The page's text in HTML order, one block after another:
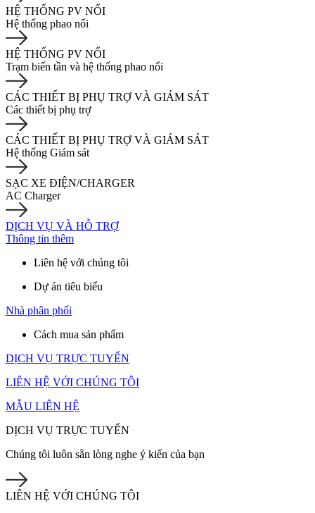
HỆ THỐNG PV NỔI
Hệ thống phao nổi
HỆ THỐNG PV NỔI
Trạm biến tần và hệ thống phao nổi
CÁC THIẾT BỊ PHỤ TRỢ VÀ GIÁM SÁT
Các thiết bị phụ trợ
CÁC THIẾT BỊ PHỤ TRỢ VÀ GIÁM SÁT
Hệ thống Giám sát
SẠC XE ĐIỆN/CHARGER
AC Charger
DỊCH VỤ VÀ HỖ TRỢ
Thông tin thêm
Liên hệ với chúng tôi
Dự án tiêu biểu
Nhà phân phối
Cách mua sản phẩm
DỊCH VỤ TRỰC TUYẾN
LIÊN HỆ VỚI CHÚNG TÔI
MẪU LIÊN HỆ
DỊCH VỤ TRỰC TUYẾN
Chúng tôi luôn sẵn lòng nghe ý kiến của bạn
LIÊN HỆ VỚI CHÚNG TÔI